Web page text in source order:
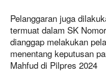
Pelanggaran juga
termuat dalam SK
dianggap melakukan
menentang keputusan
Mahfud di Pilpres 2024